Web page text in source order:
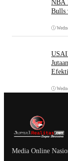
NBA
Bulls
Media Online